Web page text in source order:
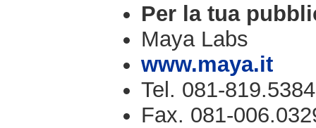
Per la tua
Maya Labs
www.maya.it
Tel. 081-819.5384
Fax. 081-